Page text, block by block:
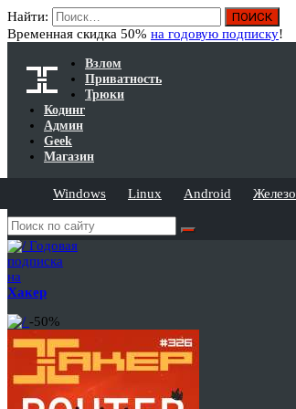
Найти:
Временная скидка 50% на годовую подписку!
Взлом
Приватность
Трюки
Кодинг
Админ
Geek
Магазин
Windows Linux Android Железо
Годовая
подписка
на
Хакер
-50%